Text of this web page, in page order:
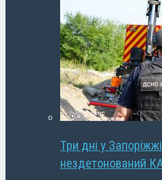
Три дні у
нездетонований